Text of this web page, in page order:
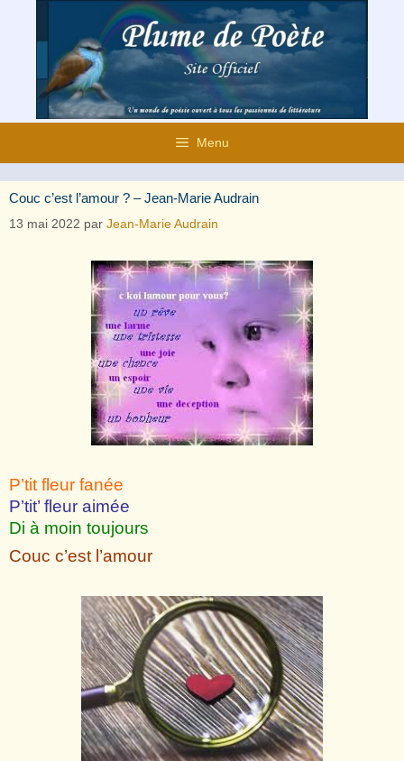
contenu
Menu
Couc c’est l’amour ? – Jean-Marie Audrain
13 mai 2022 par Jean-Marie Audrain
P’tit fleur fanée
P’tit’ fleur aimée
Di à moin toujours
Couc c’est l’amour